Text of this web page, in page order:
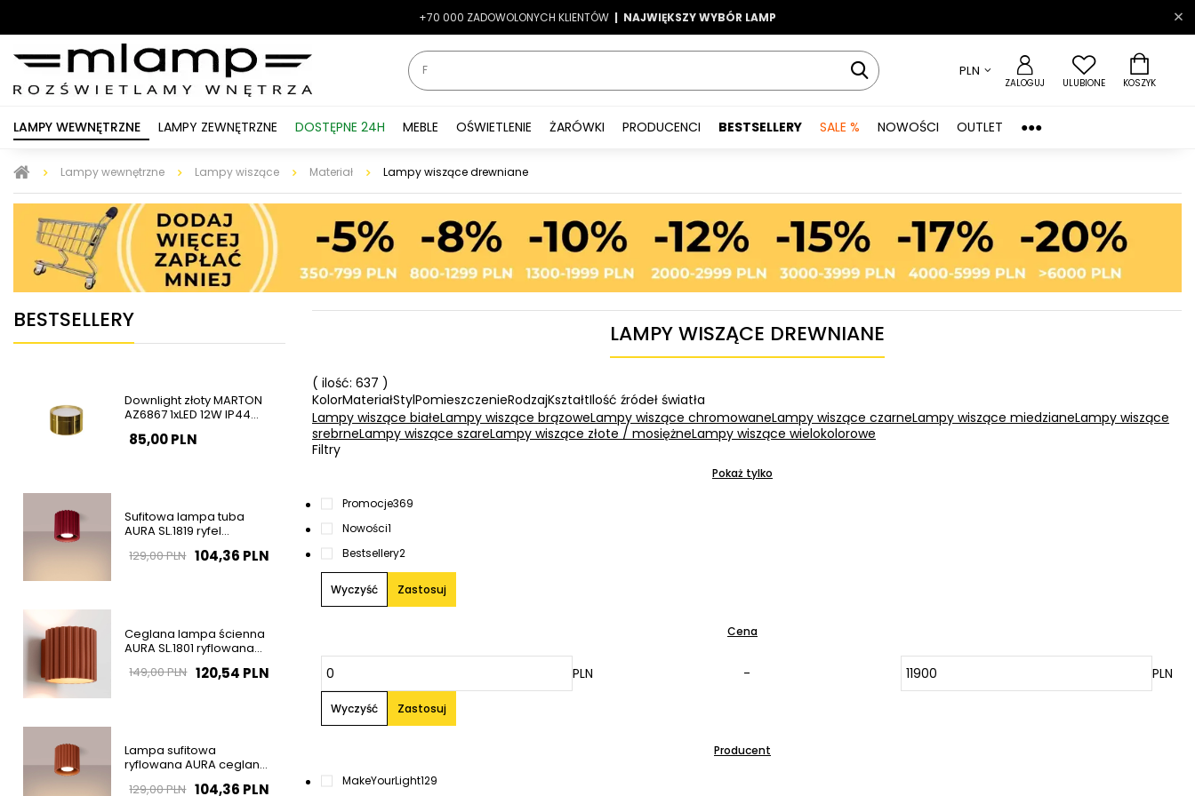
-7% LATO7
+70 000 ZADOWOLONYCH KLIENTÓW | NAJWIĘKSZY WYBÓR LAMP
| |
PLN
ZALOGUJ ULUBIONE KOSZYK
LAMPY WEWNĘTRZNE LAMPY ZEWNĘTRZNE DOSTĘPNE 24H MEBLE OŚWIETLENIE ŻARÓWKI PRODUCENCI BESTSELLERY SALE % NOWOŚCI OUTLET ●●●
Lampy wewnętrzne Lampy wiszące Materiał Lampy wiszące drewniane
BESTSELLERY
Downlight złoty MARTON
AZ6867 1xLED 12W IP44
85,00 PLN
Sufitowa lampa tuba
AURA SL.1819 ryfel
104,36 PLN
129,00 PLN
Ceglana lampa ścienna
AURA SL.1801 ryflowana
120,54 PLN
149,00 PLN
Lampa sufitowa
ryflowana AURA ceglana
104,36 PLN
129,00 PLN
LAMPY WISZĄCE DREWNIANE
( ilość: 637 )
KolorMateriałStylPomieszczenieRodzajKształtIlość źródeł światła
Lampy wiszące białeLampy wiszące brązoweLampy wiszące chromowaneLampy wiszące czarneLampy wiszące miedzianeLampy wiszące
srebrneLampy wiszące szareLampy wiszące złote / mosiężneLampy wiszące wielokolorowe
Filtry
Pokaż tylko
Promocje369
Nowości1
Bestsellery2
Wyczyść Zastosuj
Cena
PLN - PLN
Wyczyść Zastosuj
Producent
MakeYourLight129